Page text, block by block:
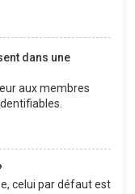
dans une
aux membres
celui par défaut est